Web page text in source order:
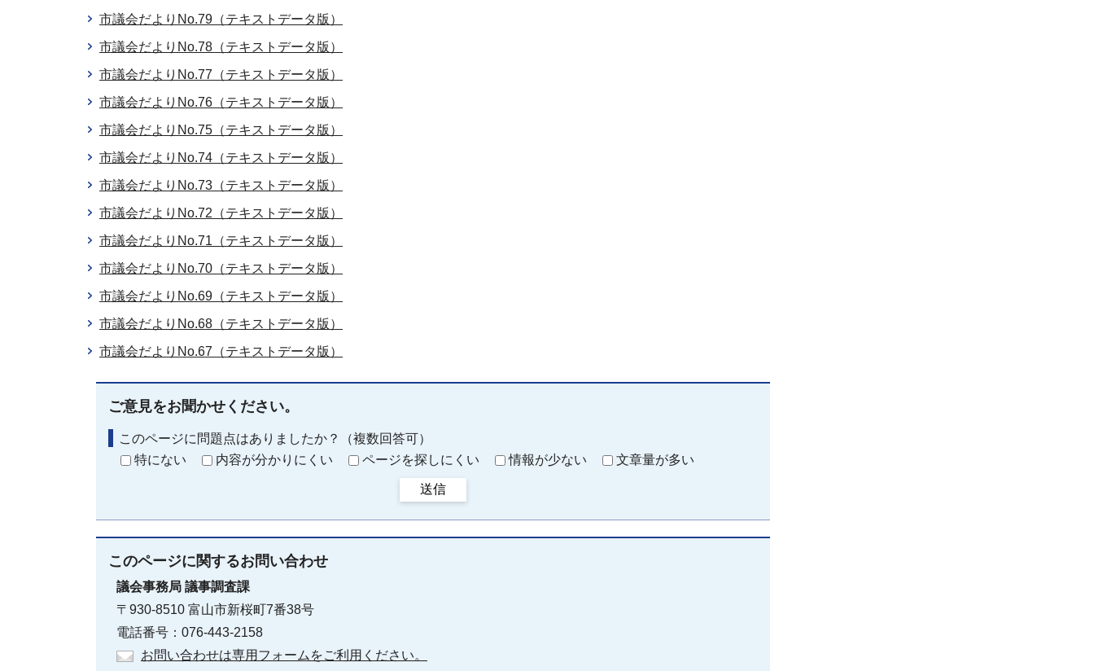
市議会だよりNo.79（テキストデータ版）
市議会だよりNo.78（テキストデータ版）
市議会だよりNo.77（テキストデータ版）
市議会だよりNo.76（テキストデータ版）
市議会だよりNo.75（テキストデータ版）
市議会だよりNo.74（テキストデータ版）
市議会だよりNo.73（テキストデータ版）
市議会だよりNo.72（テキストデータ版）
市議会だよりNo.71（テキストデータ版）
市議会だよりNo.70（テキストデータ版）
市議会だよりNo.69（テキストデータ版）
市議会だよりNo.68（テキストデータ版）
市議会だよりNo.67（テキストデータ版）
ご意見をお聞かせください。
このページに問題点はありましたか？（複数回答可）
特にない
内容が分かりにくい ページを探しにくい 情報が少ない 文章量が多い
送信
このページに関するお問い合わせ
議会事務局 議事調査課
〒930-8510 富山市新桜町7番38号
電話番号：076-443-2158
お問い合わせは専用フォームをご利用ください。